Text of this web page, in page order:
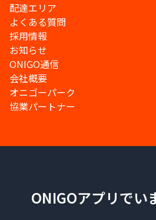
配達エリア
よくある質問
採用情報
お知らせ
ONIGO通信
会社概要
オニゴーパーク
協業パートナー
ONIGOアプリでい